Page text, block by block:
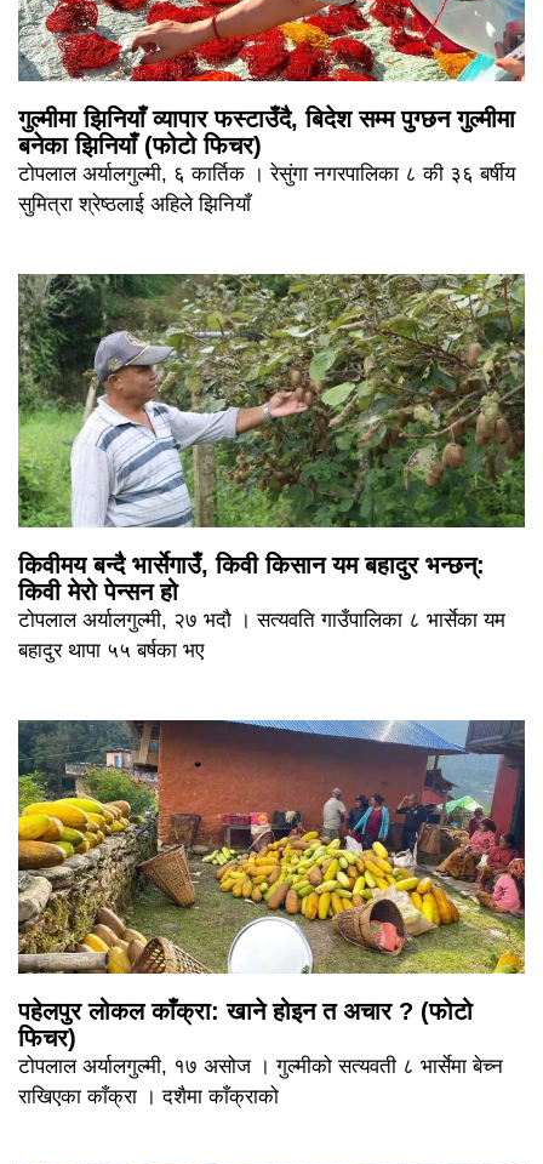
गुल्मीमा झिनियाँ व्यापार फस्टाउँदै, बिदेश सम्म पुग्छन गुल्मीमा
बनेका झिनियाँ (फोटो फिचर)
टोपलाल अर्यालगुल्मी, ६ कार्तिक । रेसुंगा नगरपालिका ८ की ३६ बर्षीय
सुमित्रा श्रेष्ठलाई अहिले झिनियाँ
किवीमय बन्दै भार्सेगाउँ, किवी किसान यम बहादुर भन्छन्:
किवी मेरो पेन्सन हो
टोपलाल अर्यालगुल्मी, २७ भदौ । सत्यवति गाउँपालिका ८ भार्सेका यम
बहादुर थापा ५५ बर्षका भए
पहेलपुर लोकल काँक्रा: खाने होइन त अचार ? (फोटो
फिचर)
टोपलाल अर्यालगुल्मी, १७ असोज । गुल्मीको सत्यवती ८ भार्सेमा बेच्न
राखिएका काँक्रा । दशैमा काँक्राको